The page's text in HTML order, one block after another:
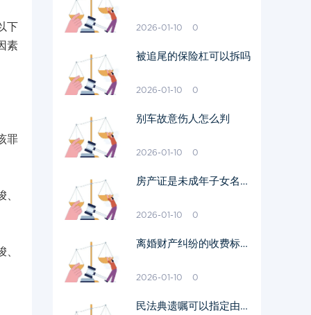
下
素
罪
2026-01-10 0
被追尾的保险杠可以拆吗
2026-01-10 0
别车故意伤人怎么判
2026-01-10 0
房产证是未成年子女名字
2026-01-10 0
离婚财产纠纷的收费标准
2026-01-10 0
民法典遗嘱可以指定由某